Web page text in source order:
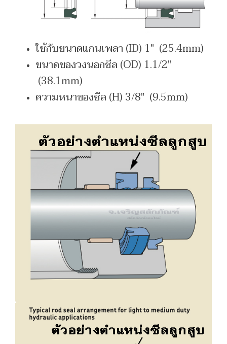
ใช้กับขนาดแกนเพลา (ID) 1" (25.4mm)
ขนาดของวงนอกซีล (OD) 1.1/2"
(38.1mm)
ความหนาของซีล (H) 3/8" (9.5mm)